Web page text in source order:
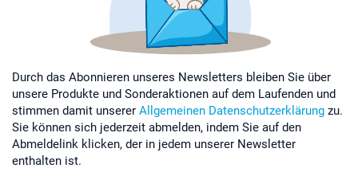
Durch das Abonnieren unseres Newsletters bleiben Sie über
unsere Produkte und Sonderaktionen auf dem Laufenden und
stimmen damit unserer Allgemeinen Datenschutzerklärung zu.
Sie können sich jederzeit abmelden, indem Sie auf den
Abmeldelink klicken, der in jedem unserer Newsletter
enthalten ist.